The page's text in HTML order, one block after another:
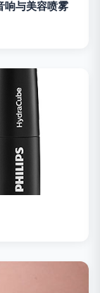
响与美容喷雾